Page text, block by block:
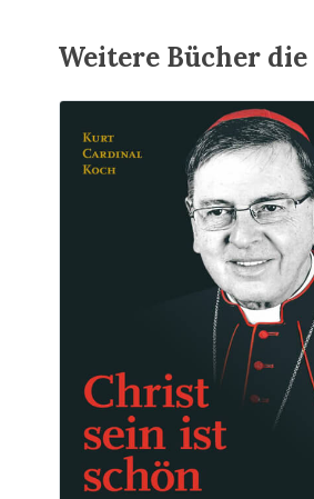
Weitere Bücher